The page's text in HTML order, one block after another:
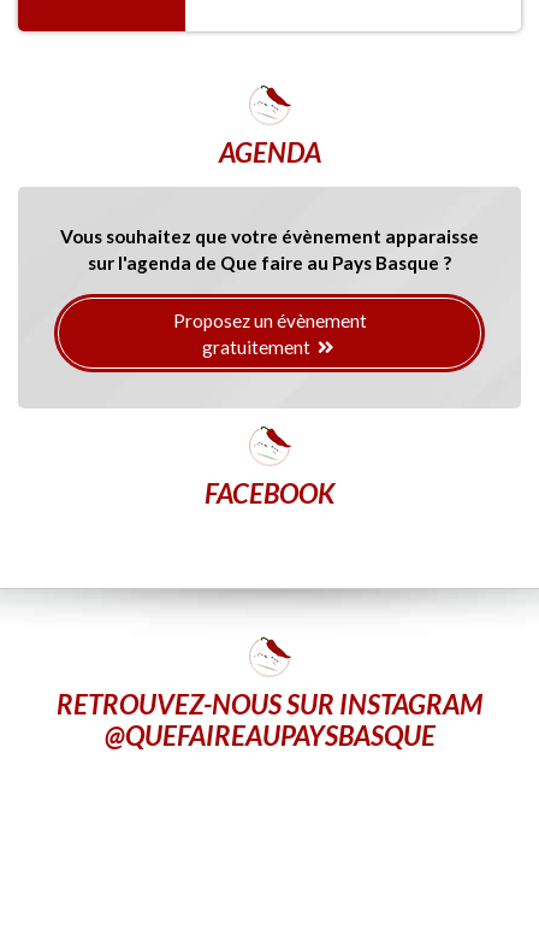
AGENDA
Vous souhaitez que votre évènement apparaisse
sur l'agenda de Que faire au Pays Basque ?
Proposez un évènement
gratuitement
FACEBOOK
RETROUVEZ-NOUS SUR INSTAGRAM
@QUEFAIREAUPAYSBASQUE